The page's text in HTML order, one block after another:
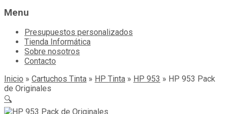
Menu
Presupuestos personalizados
Tienda Informática
Sobre nosotros
Contacto
Inicio » Cartuchos Tinta » HP Tinta » HP 953 » HP 953 Pack
de Originales
🔍